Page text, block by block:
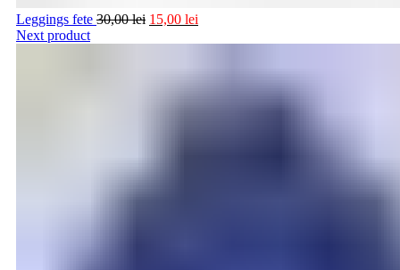
Leggings fete 30,00lei 15,00 lei
Next product